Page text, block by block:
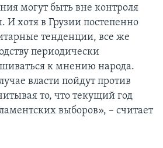
могут быть вне контроля
И хотя в Грузии постепенно
тенденции, все же
периодически
к мнению народа.
власти пойдут против
то, что текущий год
выборов», – считает